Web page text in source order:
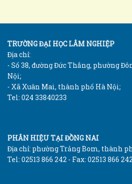
TRƯỜNG ĐẠI HỌC LÂM NGHIỆP
Địa chỉ:
- Số 38, đường Đức Thắng, phường
Nội;
- Xã Xuân Mai, thành phố Hà Nội;
Tel: 024 33840233
PHÂN HIỆU TẠI ĐỒNG NAI
Địa chỉ: phường Trảng Bom, thành
Tel: 02513 866 242 - Fax: 02513 866 242